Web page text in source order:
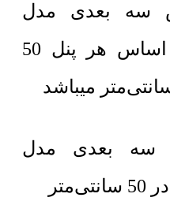
سه بعدی مدل
برلیان سفید بر اساس هر پنل 50
سه بعدی مدل